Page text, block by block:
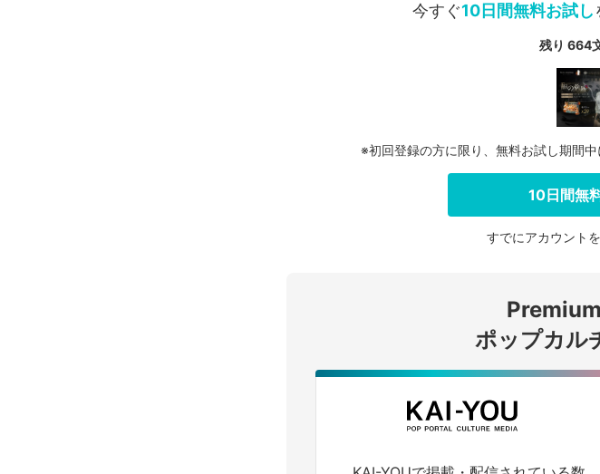
今すぐ10日間無料お試し
残り 664
ログ
※初回登録の方に限り、無料お試し期間
10日間無
すでにアカウント
ポップカル